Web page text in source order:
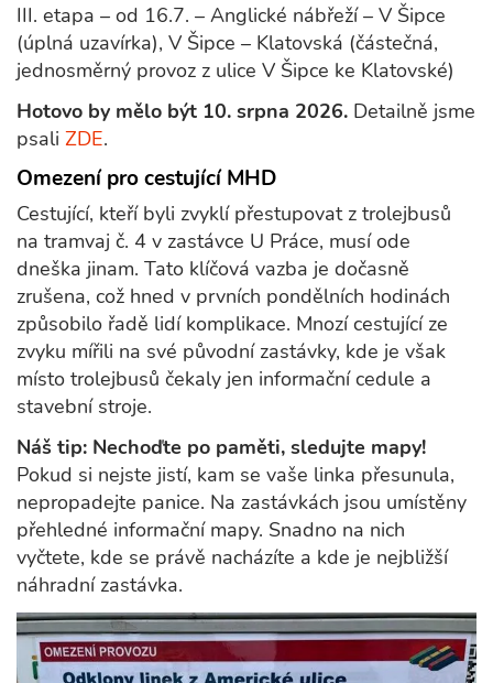
III. etapa – od 16.7. – Anglické nábřeží – V Šipce
(úplná uzavírka), V Šipce – Klatovská (částečná,
jednosměrný provoz z ulice V Šipce ke Klatovské)
Hotovo by mělo být 10. srpna 2026. Detailně jsme
psali ZDE.
Omezení pro cestující MHD
Cestující, kteří byli zvyklí přestupovat z trolejbusů
na tramvaj č. 4 v zastávce U Práce, musí ode
dneška jinam. Tato klíčová vazba je dočasně
zrušena, což hned v prvních pondělních hodinách
způsobilo řadě lidí komplikace. Mnozí cestující ze
zvyku mířili na své původní zastávky, kde je však
místo trolejbusů čekaly jen informační cedule a
stavební stroje.
Náš tip: Nechoďte po paměti, sledujte mapy!
Pokud si nejste jistí, kam se vaše linka přesunula,
nepropadejte panice. Na zastávkách jsou umístěny
přehledné informační mapy. Snadno na nich
vyčtete, kde se právě nacházíte a kde je nejbližší
náhradní zastávka.